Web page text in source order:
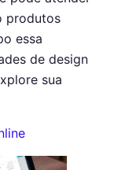
produtos
essa
de design
sua